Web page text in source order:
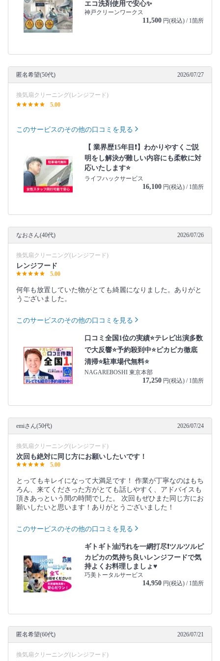
エコ洗剤使用で安心✨
神戸クリーンワークス
11,500 円(税込) / 1箇所
匿名希望(50代) 2026/07/27
換気扇クリーニング(レンジフード)
5.00
このサービスのその他の口コミを見る
【 業界歴15年目❗️】わかりやすくご説
明をし解決が難しい内容にも柔軟に対
応いたします⭐️
ライフハックサービス
16,100 円(税込) / 1箇所
なおさん(40代) 2026/07/26
換気扇クリーニング(レンジフード)
レンジフード
5.00
何年も放置していた物がとても綺麗になりました。ありがと
うございました。
このサービスのその他の口コミを見る
口コミ全国1位の実績⭐テレビ出演多数
で大反響⭐予約殺到中⭐ピカピカ徹底
清掃⭐駐車場代無料⭐
NAGAREBOSHI 東京本部
17,250 円(税込) / 1箇所
emiさん(50代) 2026/07/24
換気扇クリーニング(レンジフード)
次回も絶対に同じ方にお願いしたいです！
5.00
とってもキレイになって大満足です！ 作業が丁寧なのはもち
ろん、来てくださった方がとても話しやすく、アドバイスも
頂きあっという間の時間でした。 次回もぜひまた同じ方にお
願いしたいと思います！ありがとうございました！
このサービスのその他の口コミを見る
ギトギト油汚れを一網打尽❗ツルツルピ
カピカの気持ち良いレンジフードで気
持よくお料理しましょ♥️
巧美トータルサービス
14,950 円(税込) / 1箇所
匿名希望(60代) 2026/07/21
換気扇クリーニング(レンジフード)